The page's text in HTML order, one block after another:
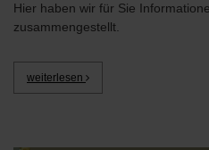
Hier haben wir für Sie
zusammengestellt.
weiterlesen